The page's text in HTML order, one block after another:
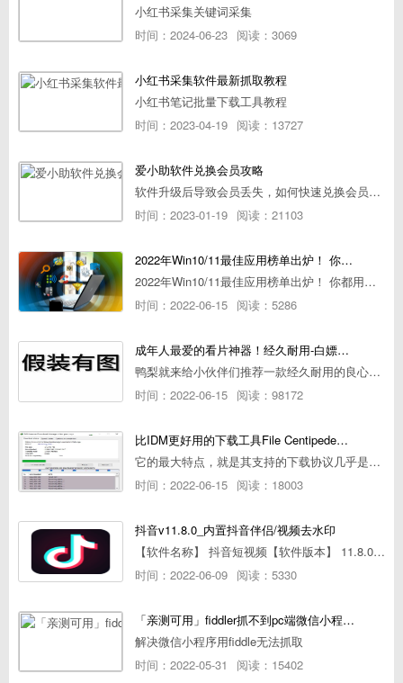
小红书采集关键词采集
时间：2024-06-23 阅读：3069
小红书采集软件最新抓取教程
小红书笔记批量下载工具教程
时间：2023-04-19 阅读：13727
爱小助软件兑换会员攻略
软件升级后导致会员丢失，如何快速兑换会员详细攻略
时间：2023-01-19 阅读：21103
2022年Win10/11最佳应用榜单出炉！ 你都用过几个？
2022年Win10/11最佳应用榜单出炉！ 你都用过几个？
时间：2022-06-15 阅读：5286
成年人最爱的看片神器！经久耐用-白嫖全网资源
鸭梨就来给小伙伴们推荐一款经久耐用的良心播放器，资源齐全无广告，可以放心使用~
时间：2022-06-15 阅读：98172
比IDM更好用的下载工具File Centipede文件蜈蚣-秒杀迅雷-直接飞起！
它的最大特点，就是其支持的下载协议几乎是市面上最全面的，包括HTTP/FTP、BT种子、磁力链接，m3u8流任务（AES-128解密）。
时间：2022-06-15 阅读：18003
抖音v11.8.0_内置抖音伴侣/视频去水印
【软件名称】 抖音短视频【软件版本】 11.8.0【软件大小】 83.74M【是否Root】不需要【测试机型】PCML10 [oppo Reno Ace]【文字介绍】 抖音短视频app是一款很有意思娱
时间：2022-06-09 阅读：5330
「亲测可用」fiddler抓不到pc端微信小程序包解决方案
解决微信小程序用fiddle无法抓取
时间：2022-05-31
阅读：15402